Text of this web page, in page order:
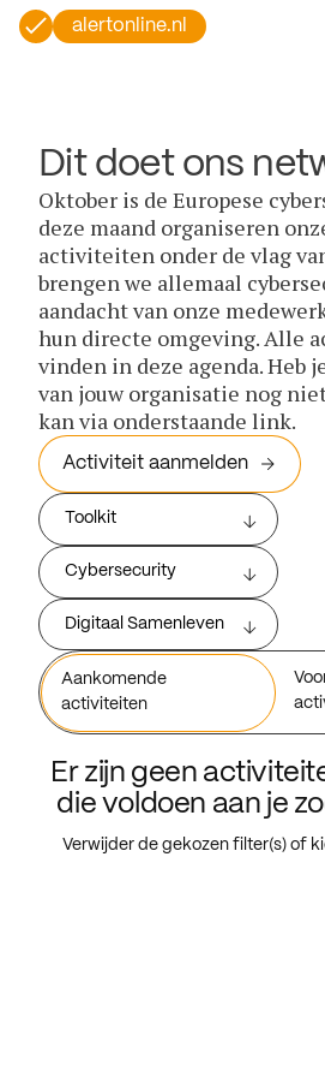
alertonline.nl
Dit doet ons
Oktober is de Europese
deze maand organiseren
activiteiten onder de vlag
brengen we allemaal
aandacht van onze
hun directe omgeving. Alle
vinden in deze agenda. Heb
van jouw organisatie nog
kan via onderstaande link.
Activiteit aanmelden
Toolkit
Cybersecurity
Digitaal Samenleven
Aankomende
activiteiten
Er zijn geen
die voldoen aan je
Verwijder de gekozen filter(s) of